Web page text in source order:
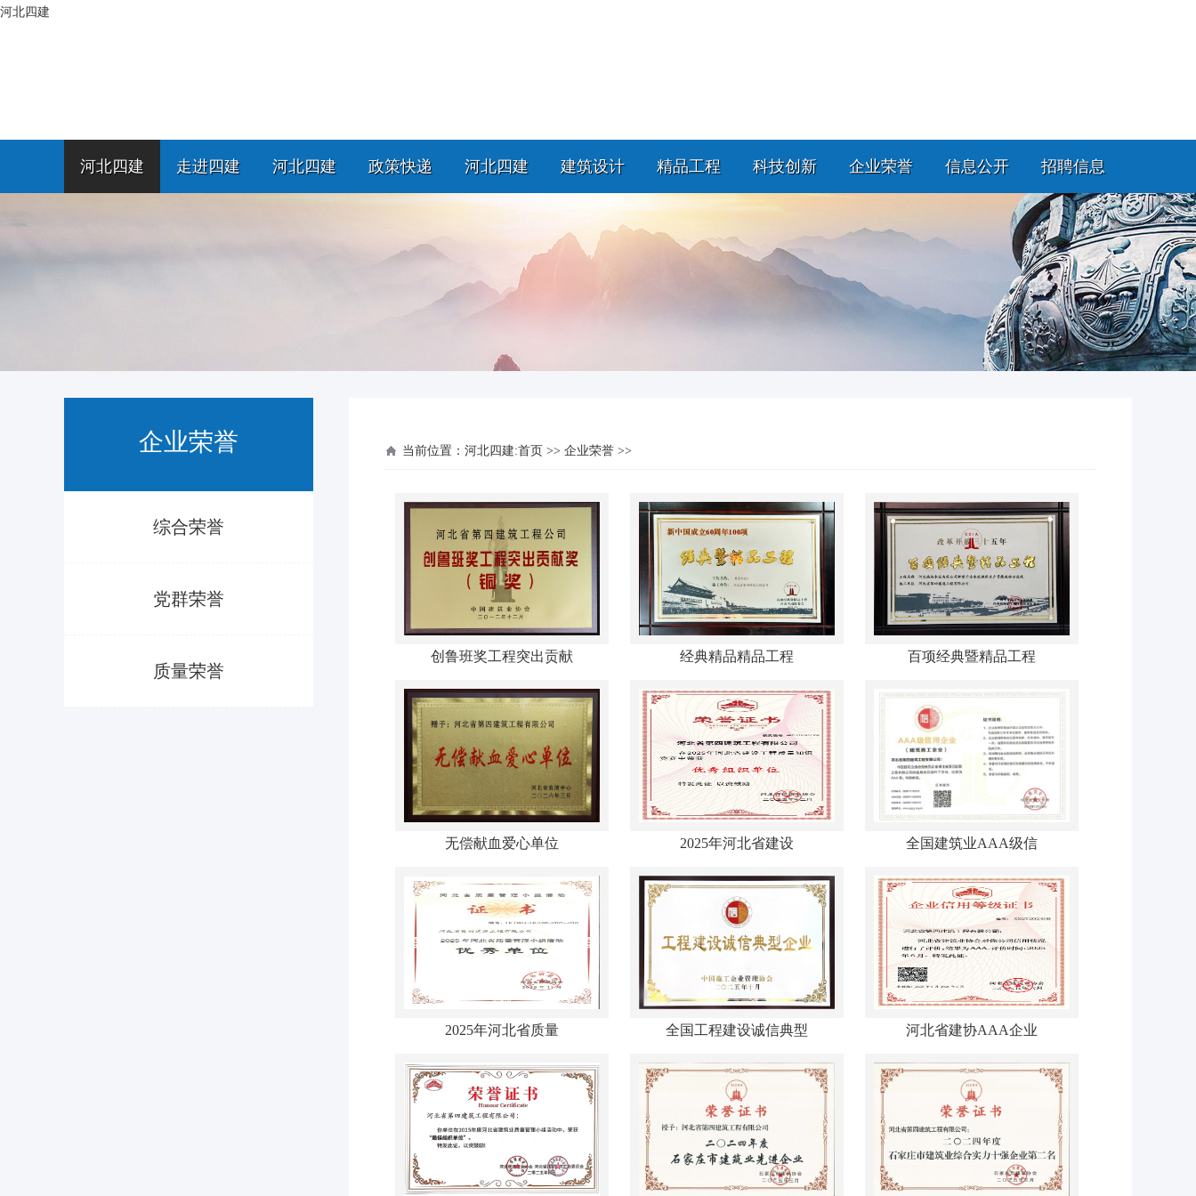
河北四建
河北四建 走进四建 河北四建 政策快递 河北四建 建筑设计 精品工程 科技创新 企业荣誉 信息公开 招聘信息
企业荣誉
综合荣誉
党群荣誉
质量荣誉
当前位置： 河北四建:首页 >> 企业荣誉 >>
创鲁班奖工程突出贡献 经典精品精品工程 百项经典暨精品工程
无偿献血爱心单位 2025年河北省建设 全国建筑业AAA级信
2025年河北省质量 全国工程建设诚信典型 河北省建协AAA企业